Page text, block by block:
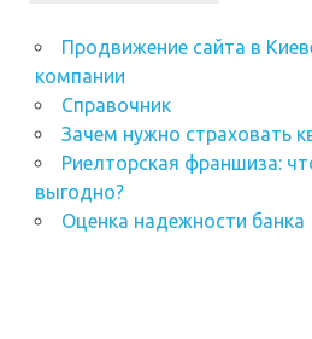
Продвижение сайта в
компании
Справочник
Зачем нужно страховать
Риелторская франшиза:
выгодно?
Оценка надежности банка